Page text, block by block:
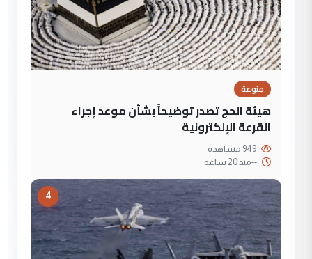
منوعة
هيئة الحج تصدر توضيحاً بشأن موعد إجراء
القرعة الإلكترونية
--منذ 20 ساعة
4